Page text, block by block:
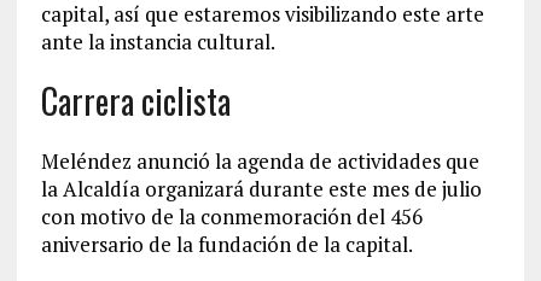
capital, así que estaremos visibilizando este arte
ante la instancia cultural.
Carrera ciclista
Meléndez anunció la agenda de actividades que
la Alcaldía organizará durante este mes de julio
con motivo de la conmemoración del 456
aniversario de la fundación de la capital.